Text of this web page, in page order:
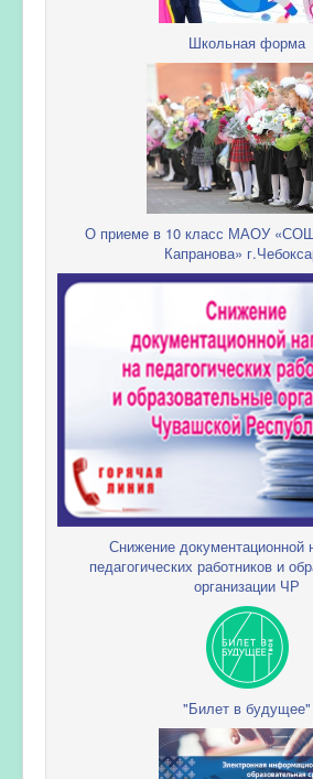
Школьная форма
О приеме в 10 класс МАОУ
Капранова»
Снижение документационной
педагогических работников и
организации ЧР
"Билет в будущее"